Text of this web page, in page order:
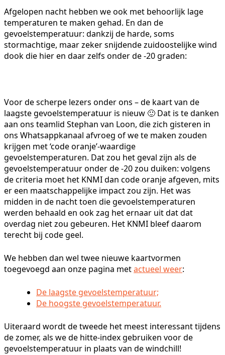
Afgelopen nacht hebben we ook met behoorlijk lage
temperaturen te maken gehad. En dan de
gevoelstemperatuur: dankzij de harde, soms
stormachtige, maar zeker snijdende zuidoostelijke wind
dook die hier en daar zelfs onder de -20 graden:
Voor de scherpe lezers onder ons – de kaart van de
laagste gevoelstemperatuur is nieuw 🙂 Dat is te danken
aan ons teamlid Stephan van Loon, die zich gisteren in
ons Whatsappkanaal afvroeg of we te maken zouden
krijgen met ‘code oranje’-waardige
gevoelstemperaturen. Dat zou het geval zijn als de
gevoelstemperatuur onder de -20 zou duiken: volgens
de criteria moet het KNMI dan code oranje afgeven, mits
er een maatschappelijke impact zou zijn. Het was
midden in de nacht toen die gevoelstemperaturen
werden behaald en ook zag het ernaar uit dat dat
overdag niet zou gebeuren. Het KNMI bleef daarom
terecht bij code geel.
We hebben dan wel twee nieuwe kaartvormen
toegevoegd aan onze pagina metactueel weer:
De laagste gevoelstemperatuur;
De hoogste gevoelstemperatuur.
Uiteraard wordt de tweede het meest interessant tijdens
de zomer, als we de hitte-index gebruiken voor de
gevoelstemperatuur in plaats van de windchill!